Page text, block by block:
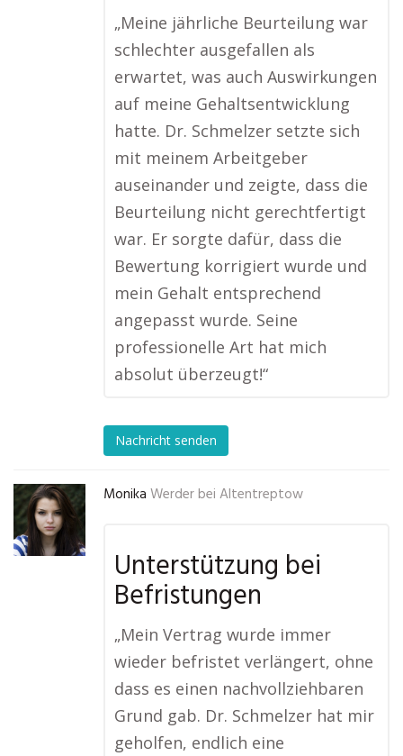
„Meine jährliche Beurteilung war
schlechter ausgefallen als
erwartet, was auch Auswirkungen
auf meine Gehaltsentwicklung
hatte. Dr. Schmelzer setzte sich
mit meinem Arbeitgeber
auseinander und zeigte, dass die
Beurteilung nicht gerechtfertigt
war. Er sorgte dafür, dass die
Bewertung korrigiert wurde und
mein Gehalt entsprechend
angepasst wurde. Seine
professionelle Art hat mich
absolut überzeugt!“
Nachricht senden
Monika Werder bei Altentreptow
Unterstützung bei
Befristungen
„Mein Vertrag wurde immer
wieder befristet verlängert, ohne
dass es einen nachvollziehbaren
Grund gab. Dr. Schmelzer hat mir
geholfen, endlich eine